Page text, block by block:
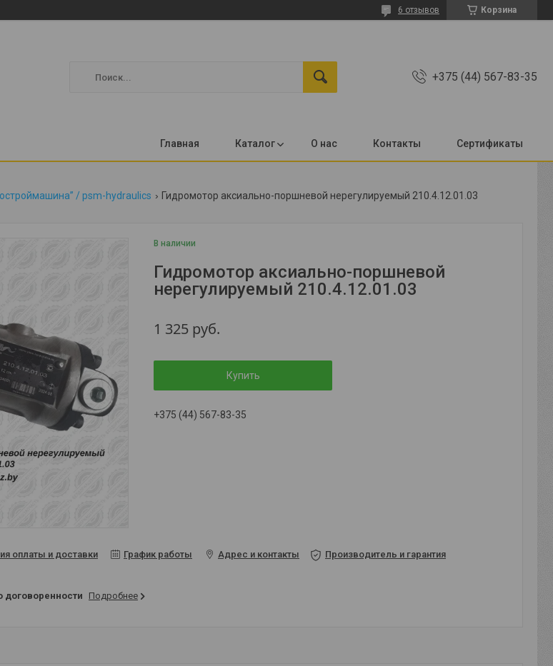
Корзина
6 отзывов
+375 (44) 567-83-35
Главная Каталог О нас Контакты Сертификаты
/ psm-hydraulics Гидромотор аксиально-поршневой нерегулируемый 210.4.12.01.03
В наличии
Гидромотор аксиально-поршневой
нерегулируемый 210.4.12.01.03
1 325 руб.
Купить
+375 (44) 567-83-35
оплаты и доставки График работы Адрес и контакты Производитель и гарантия
договоренности Подробнее